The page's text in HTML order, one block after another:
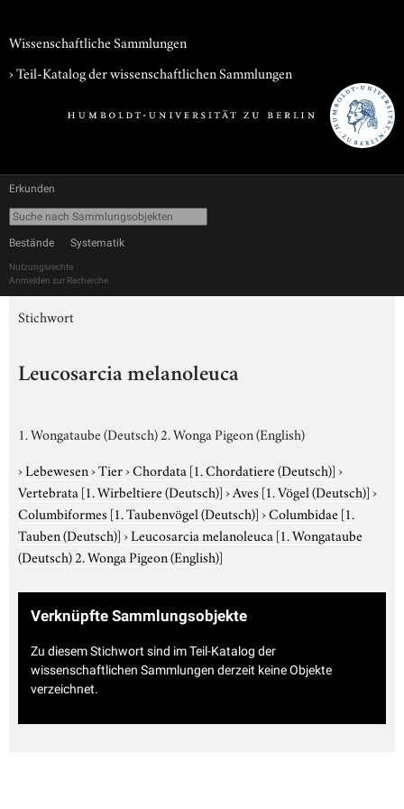
Wissenschaftliche Sammlungen
› Teil-Katalog der wissenschaftlichen Sammlungen
Erkunden
Bestände Systematik
Nutzungsrechte
Anmelden zur Recherche
Stichwort
Leucosarcia melanoleuca
1. Wongataube (Deutsch) 2. Wonga Pigeon (English)
›Lebewesen›Tier›Chordata [1. Chordatiere (Deutsch)]›
Vertebrata [1. Wirbeltiere (Deutsch)]›Aves [1. Vögel (Deutsch)]›
Columbiformes [1. Taubenvögel (Deutsch)]›Columbidae [1.
Tauben (Deutsch)]›Leucosarcia melanoleuca [1. Wongataube
(Deutsch) 2. Wonga Pigeon (English)]
Verknüpfte Sammlungsobjekte
Zu diesem Stichwort sind im Teil-Katalog der
wissenschaftlichen Sammlungen derzeit keine Objekte
verzeichnet.